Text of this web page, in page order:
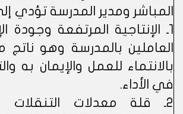
المباشر ومدير المدرسة تؤدي
1ـ الإنتاجية المرتفعة وجودة
العاملين بالمدرسة وهو
بالانتماء للعمل والإيمان به
في الأداء.
2ـ قلة معدلات التنقلات